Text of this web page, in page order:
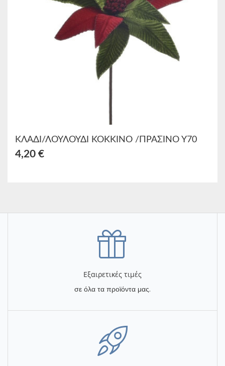
ΚΛΑΔΙ/ΛΟΥΛΟΥΔΙ ΚΟΚΚΙΝΟ /ΠΡΑΣΙΝΟ Υ70
4,20 €
Εξαιρετικές τιμές
σε όλα τα προϊόντα μας.